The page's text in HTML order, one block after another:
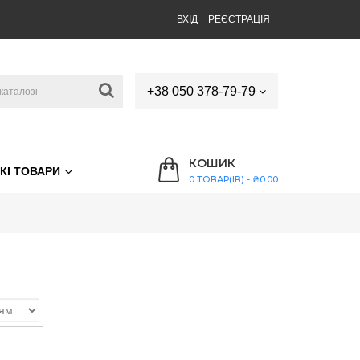
ВХІД РЕЄСТРАЦІЯ
+38 050 378-79-79
ТОВАРИ
КОШИК
0 ТОВАР(ІВ) - ₴0.00